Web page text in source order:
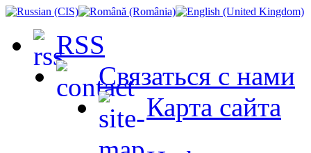
RSS
Связаться с нами
Карта сайта